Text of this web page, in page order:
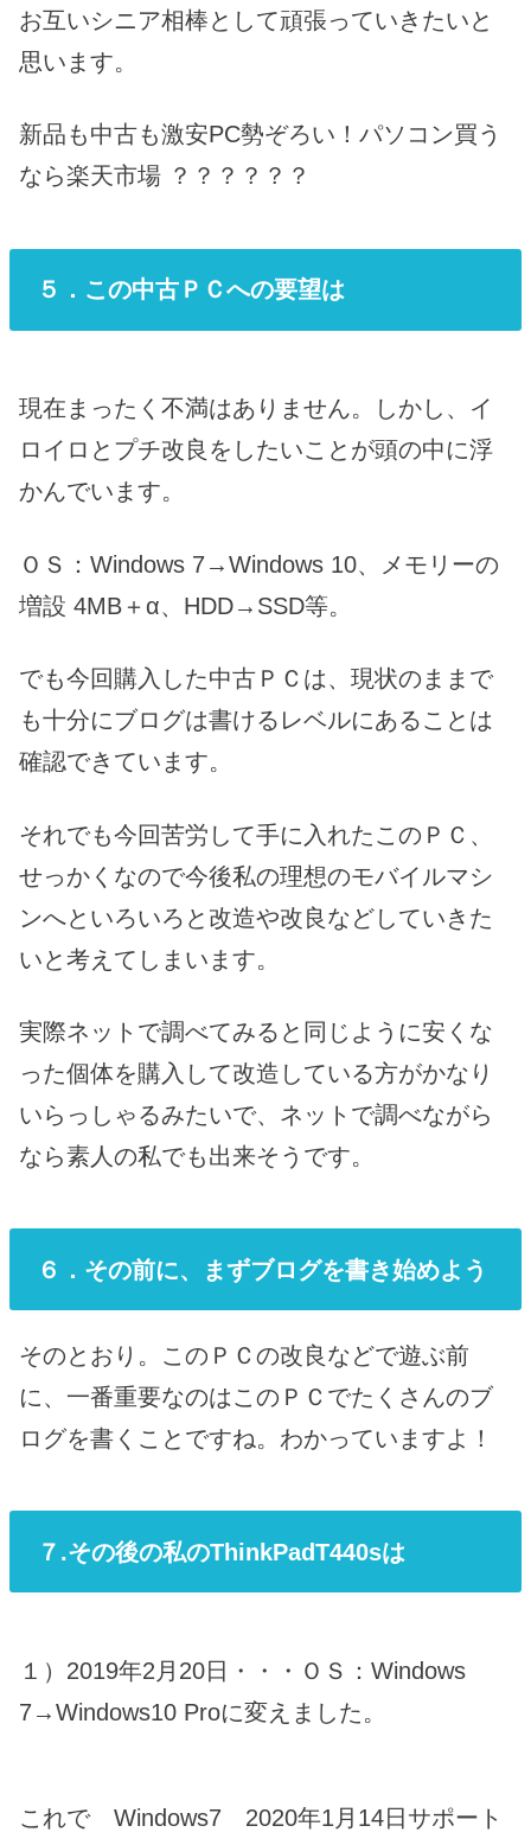
お互いシニア相棒として頑張っていきたいと
思います。
新品も中古も激安PC勢ぞろい！パソコン買う
なら楽天市場 ？？？？？？
５．この中古ＰＣへの要望は
現在まったく不満はありません。しかし、イ
ロイロとプチ改良をしたいことが頭の中に浮
かんでいます。
ＯＳ：Windows 7→Windows 10、メモリーの
増設 4MB＋α、HDD→SSD等。
でも今回購入した中古ＰＣは、現状のままで
も十分にブログは書けるレベルにあることは
確認できています。
それでも今回苦労して手に入れたこのＰＣ、
せっかくなので今後私の理想のモバイルマシ
ンへといろいろと改造や改良などしていきた
いと考えてしまいます。
実際ネットで調べてみると同じように安くな
った個体を購入して改造している方がかなり
いらっしゃるみたいで、ネットで調べながら
なら素人の私でも出来そうです。
６．その前に、まずブログを書き始めよう
そのとおり。このＰＣの改良などで遊ぶ前
に、一番重要なのはこのＰＣでたくさんのブ
ログを書くことですね。わかっていますよ！
７.その後の私のThinkPadT440sは
１）2019年2月20日・・・ＯＳ：Windows
7→Windows10 Proに変えました。
これで Windows7 2020年1月14日サポート